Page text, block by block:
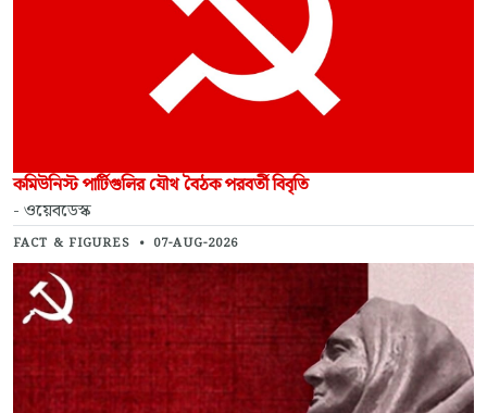
কমিউনিস্ট পার্টিগুলির যৌথ বৈঠক পরবর্তী বিবৃতি
- ওয়েবডেস্ক
FACT & FIGURES • 07-AUG-2026